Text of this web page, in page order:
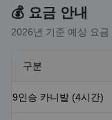
💰 요금 안내
2026년 기준 예상 요
구분
9인승 카니발 (4시간)